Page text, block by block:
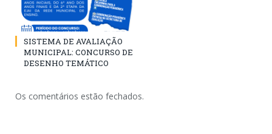
SISTEMA DE AVALIAÇÃO
MUNICIPAL: CONCURSO DE
DESENHO TEMÁTICO
Os comentários estão fechados.